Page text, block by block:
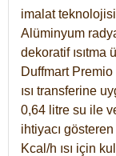
imalat
Alüminyum
dekoratif ısıtma
Duffmart
ısı transferine
0,64 litre su ile
ihtiyacı
Kcal/h ısı için